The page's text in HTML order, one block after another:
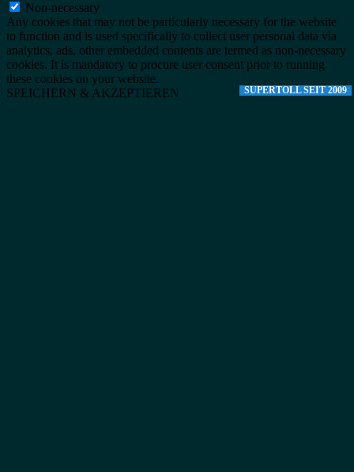
SUPERTOLL SEIT 2009
Non-necessary
Any cookies that may not be particularly necessary for the website
to function and is used specifically to collect user personal data via
analytics, ads, other embedded contents are termed as non-necessary
cookies. It is mandatory to procure user consent prior to running
these cookies on your website.
SPEICHERN & AKZEPTIEREN